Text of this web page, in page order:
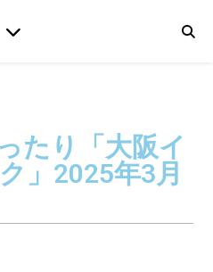
たり「大阪イ
」2025年3月